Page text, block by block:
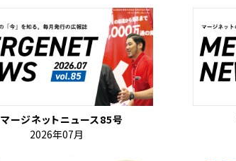
マージネットニュース85号
2026年07月